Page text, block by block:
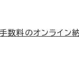
数料のオンライン